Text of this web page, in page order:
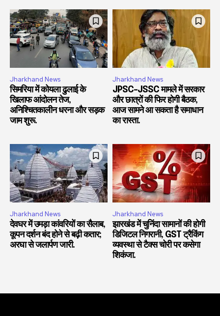
Jharkhand News
सिमरिया में कोयला ढुलाई के
खिलाफ आंदोलन तेज,
अनिश्चितकालीन धरना और सड़क
जाम शुरू.
Jharkhand News
JPSC-JSSC मामले में सरकार
और छात्रों की फिर होगी बैठक,
आज सामने आ सकता है समाधान
का रास्ता.
Jharkhand News
देवघर में उमड़ा कांवरियों का सैलाब,
कूपन दर्शन बंद होने से बढ़ी कतार;
अरघा से जलार्पण जारी.
Jharkhand News
झारखंड में चुनिंदा सामानों की होगी
डिजिटल निगरानी, GST ट्रैकिंग
व्यवस्था से टैक्स चोरी पर कसेगा
शिकंजा.